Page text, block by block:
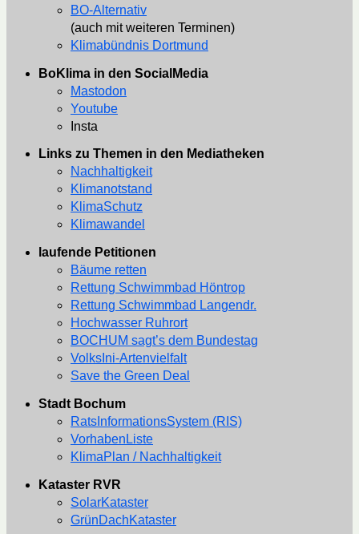
BO-Alternativ
(auch mit weiteren Terminen)
Klimabündnis Dortmund
BoKlima in den SocialMedia
Mastodon
Youtube
Insta
Links zu Themen in den Mediatheken
Nachhaltigkeit
Klimanotstand
KlimaSchutz
Klimawandel
laufende Petitionen
Bäume retten
Rettung Schwimmbad Höntrop
Rettung Schwimmbad Langendr.
Hochwasser Ruhrort
BOCHUM sagt’s dem Bundestag
VolksIni-Artenvielfalt
Save the Green Deal
Stadt Bochum
RatsInformationsSystem (RIS)
VorhabenListe
KlimaPlan / Nachhaltigkeit
Kataster RVR
SolarKataster
GrünDachKataster